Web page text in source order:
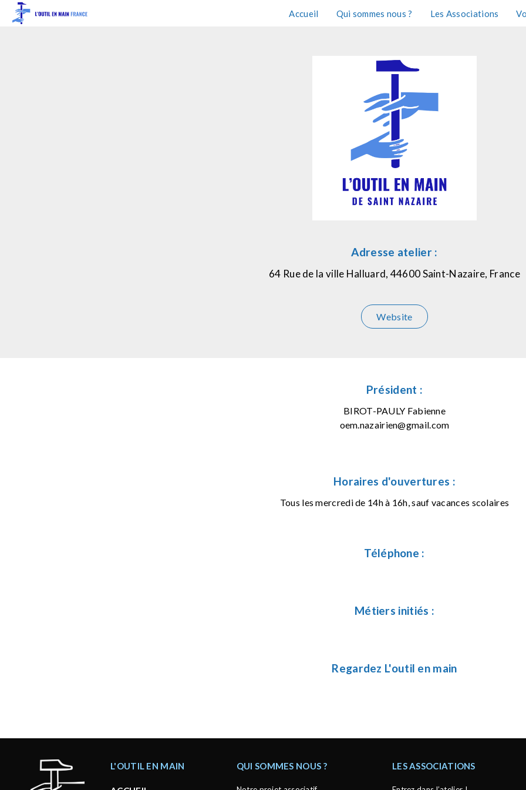
Accueil Qui sommes nous ? Les Associations
Adresse atelier :
64 Rue de la ville Halluard, 44600 Saint-Nazaire, France
Website
Président :
BIROT-PAULY Fabienne
oem.nazairien@gmail.com
Horaires d'ouvertures :
Tous les mercredi de 14h à 16h, sauf vacances scolaires
Téléphone :
Métiers initiés :
Regardez L'outil en main
L'OUTIL EN MAIN QUI SOMMES NOUS ? LES ASSOCIATIONS